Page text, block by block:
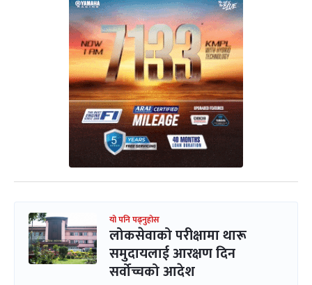
यो पनि पढ्नुहोस
लोकसेवाको परीक्षामा थारू
समुदायलाई आरक्षण दिन
सर्वोच्चको आदेश